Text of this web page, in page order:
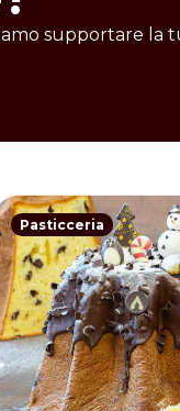
supportare la
Pasticceria